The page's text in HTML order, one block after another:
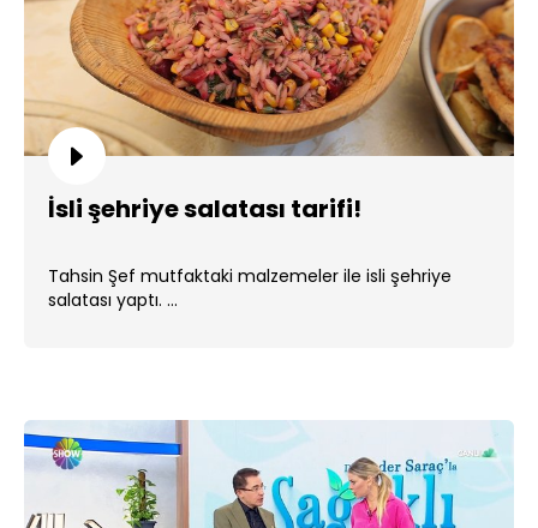
İsli şehriye salatası tarifi!
Tahsin Şef mutfaktaki malzemeler ile isli şehriye
salatası yaptı. ...